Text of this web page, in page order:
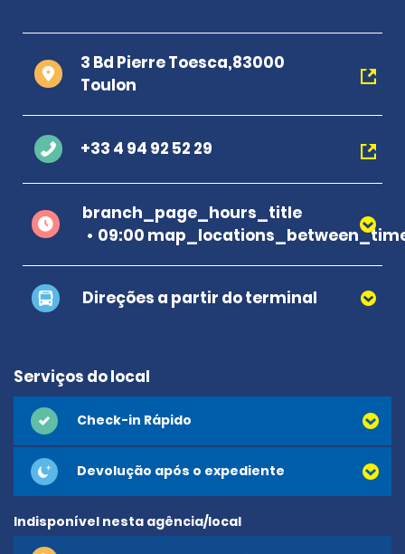
3 Bd Pierre Toesca,83000
Toulon
+33 4 94 92 52 29
branch_page_hours_title
09:00
Direções a partir do terminal
Serviços do local
Check-in Rápido
Devolução após o expediente
Indisponível nesta agência/local